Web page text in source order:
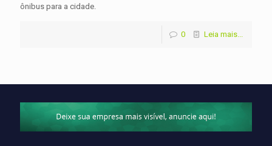
ônibus para a cidade.
0 Leia mais...